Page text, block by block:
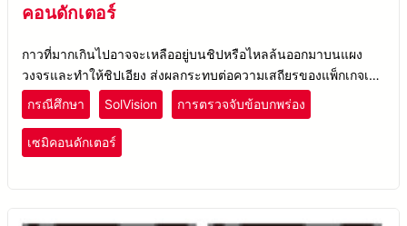
คอนดักเตอร์
กาวที่มากเกินไปอาจจะเหลืออยู่บนชิปหรือไหลล้นออกมาบนแผง
วงจรและทำให้ชิปเอียง ส่งผลกระทบต่อความเสถียรของแพ็กเกจเซ
มิคอนดักเตอร์ทั้งหมด
กรณีศึกษา SolVision การตรวจจับข้อบกพร่อง
เซมิคอนดักเตอร์